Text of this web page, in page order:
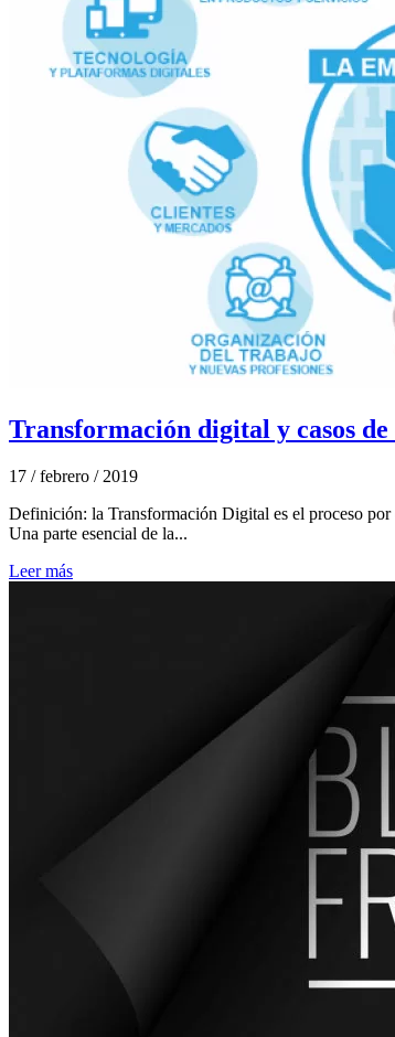
Transformación digital y casos de
17 / febrero / 2019
Definición: la Transformación Digital es el proceso por
Una parte esencial de la...
Leer más